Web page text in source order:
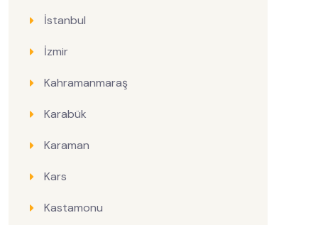
İstanbul
İzmir
Kahramanmaraş
Karabük
Karaman
Kars
Kastamonu